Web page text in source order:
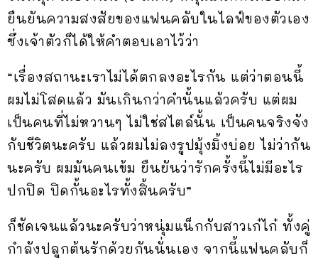
ยืนยันความสงสัยของแฟนคลับในไลฟ์ของตัวเอง
ซึ่งเจ้าตัวก็ได้ให้คำตอบเอาไว้ว่า
“เรื่องสถานะเราไม่ได้ตกลงอะไรกัน แต่ว่าตอนนี้
ผมไม่โสดแล้ว มันเกินกว่าคำนั้นแล้วครับ แต่ผม
เป็นคนที่ไม่หวานๆ ไม่ใช่สไตล์นั้น เป็นคนจริงจัง
กับชีวิตนะครับ แล้วผมไม่ลงรูปมุ้งมิ้งบ่อย ไม่ว่ากัน
นะครับ ผมมันคนเข้ม ยืนยันว่ารักครั้งนี้ไม่มีอะไร
ปกปิด ปิดกั้นอะไรทั้งสิ้นครับ”
ก็ชัดเจนแล้วนะครับว่าหนุ่มแน็กกับสาวเก๋ไก๋ ทั้งคู่
กำลังปลูกต้นรักด้วยกันนั่นเอง จากนี้แฟนคลับก็